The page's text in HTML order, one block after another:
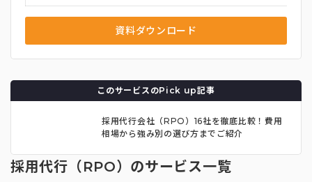
資料ダウンロード
このサービスのPick up記事
採用代行会社（RPO）16社を徹底比較！費用
相場から強み別の選び方までご紹介
採用代行（RPO）のサービス一覧